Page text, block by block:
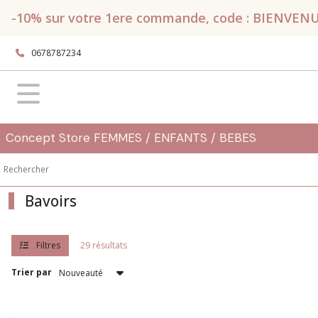
-10% sur votre 1ere commande, code :
0678787234
Concept Store FEMMES / ENFANTS / BEBES
Bavoirs
Filtres 29 résultats
Trier par
Fermer
FILTRES
Tous
Naissance
-
A
table
(12)